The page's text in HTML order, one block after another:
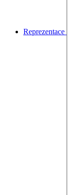
Reprezentace